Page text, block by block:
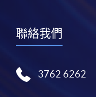
聯絡我們
3762 6262